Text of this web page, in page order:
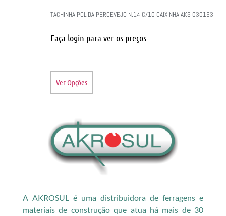
TACHINHA POLIDA PERCEVEJO N.14 C/10 CAIXINHA AKS 030163
Faça login para ver os preços
Ver Opções
A AKROSUL é uma distribuidora de ferragens e
materiais de construção que atua há mais de 30